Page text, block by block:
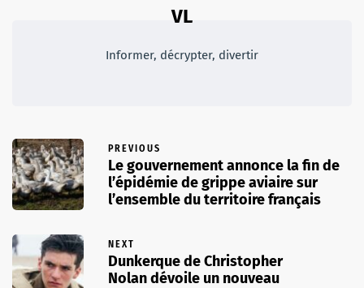
VL
Informer, décrypter, divertir
PREVIOUS
Le gouvernement annonce la fin de
l’épidémie de grippe aviaire sur
l’ensemble du territoire français
NEXT
Dunkerque de Christopher
Nolan dévoile un nouveau